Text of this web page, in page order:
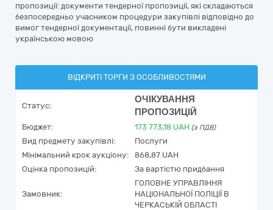
пропозиції: документи тендерної пропозиції, які складаються
безпосередньо учасником процедури закупівлі відповідно до
вимог тендерної документації, повинні бути викладені
українською мовою
ВІДКРИТІ ТОРГИ З ОСОБЛИВОСТЯМИ
Статус:
ОЧІКУВАННЯ
ПРОПОЗИЦІЙ
Бюджет: 173 773,18 UAH (з ПДВ)
Вид предмету закупівлі:
Послуги
Мінімальний крок аукціону:
868,87 UAH
Оцінка пропозицій:
За вартістю придбання
Замовник:
ГОЛОВНЕ УПРАВЛІННЯ
НАЦІОНАЛЬНОЇ ПОЛІЦІЇ В
ЧЕРКАСЬКІЙ ОБЛАСТІ